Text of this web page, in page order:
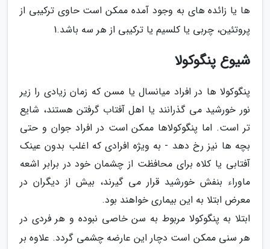
ها یا زائده های به وجود آمده ممکن است حاوی ترکیبی از
پروتئین، چربی یا کلسیم یا ترکیبی از هر سه باشد.1
شیوع پنگوکولا
پنگوکولا ها در افراد میانسال یا مسن که زمان زیادی را زیر
نور خورشید می گذرانند یا اهل آفتاب گرفتن هستند، شایع
تر است. اما پنگوکولاها ممکن است در افراد جوان و حتی
بچه ها نیز رخ دهد - به ویژه افرادی که اغلب بدون عینک
آفتابی یا کلاه برای محافظت از چشمان خود در برابر اشعه
ماوراء بنفش خورشید قرار می گیرند، بیش از دیگران در
معرض ابتلا به این بیماری خواهند بود.
ابتلا به پنگوکولا مربوط به سن خاصی نبوده و هر فردی در
هر سنی ممکن است دچار این عارضه چشمی گردد. علاوه بر